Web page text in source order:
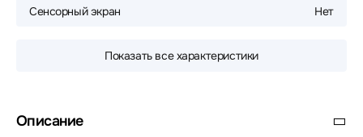
Сенсорный экран Нет
Показать все характеристики
Описание